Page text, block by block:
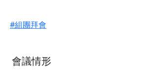
#組團拜會
會議情形